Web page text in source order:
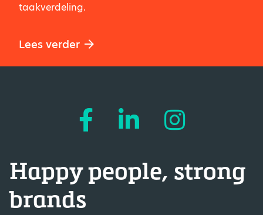
taakverdeling.
Lees verder
Happy people, strong
brands